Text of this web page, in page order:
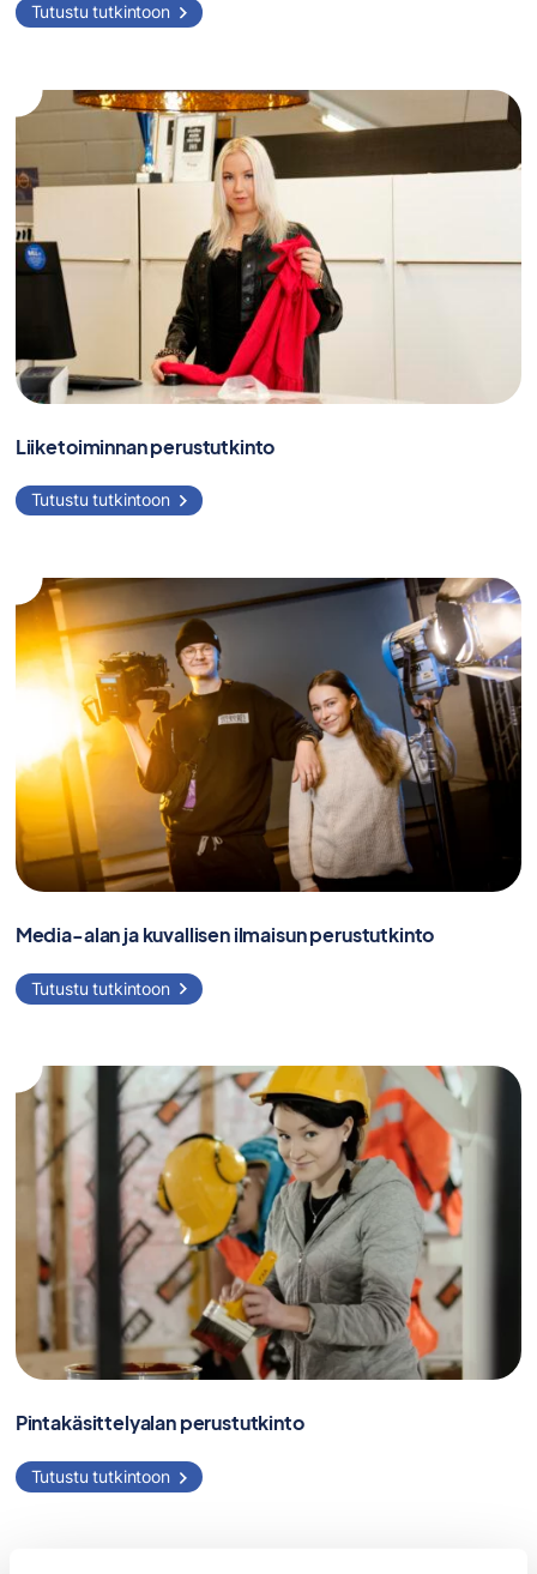
Tutustu tutkintoon
Liiketoiminnan perustutkinto
Tutustu tutkintoon
Media-alan ja kuvallisen ilmaisun perustutkinto
Tutustu tutkintoon
Pintakäsittelyalan perustutkinto
Tutustu tutkintoon